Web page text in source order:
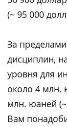
(~ 95 000
За
дисциплин,
уровня для
около 4 млн.
млн. юаней
Вам